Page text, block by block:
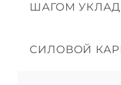
ШАГОМ
СИЛОВОЙ